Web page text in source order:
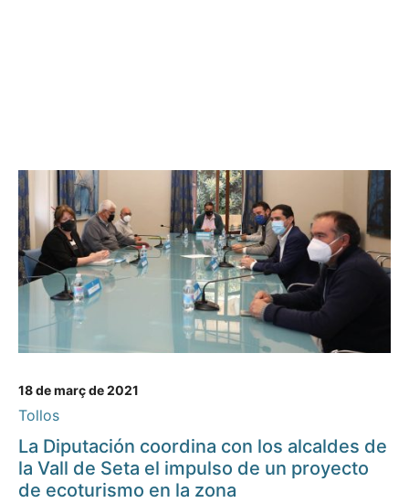
18 de març de 2021
Tollos
La Diputación coordina con los alcaldes de
la Vall de Seta el impulso de un proyecto
de ecoturismo en la zona